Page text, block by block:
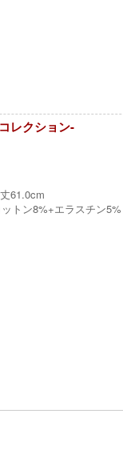
レクション-
61.0cm
トン8%+エラスチン5%